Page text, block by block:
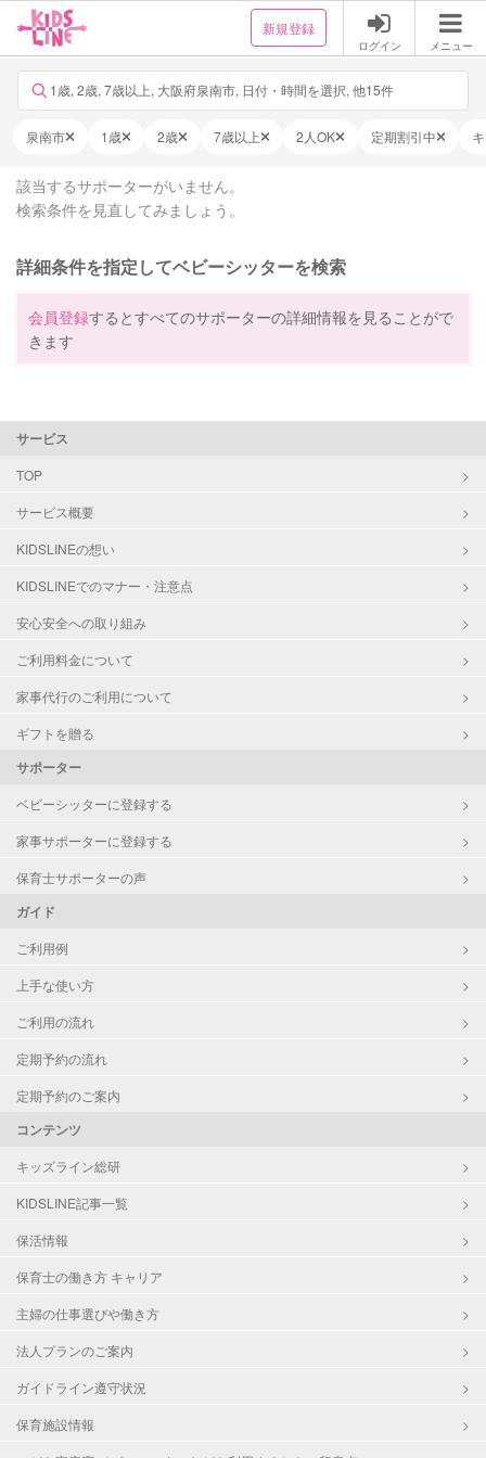
新規登録
ログイン メニュー
1歳, 2歳, 7歳以上, 大阪府泉南市, 日付・時間を選択, 他15件
泉南市 1歳 2歳 7歳以上 2人OK 定期割引中
該当するサポーターがいません。
検索条件を見直してみましょう。
詳細条件を指定してベビーシッターを検索
会員登録するとすべてのサポーターの詳細情報を見ることがで
きます
サービス
TOP
サービス概要
KIDSLINEの想い
KIDSLINEでのマナー・注意点
安心安全への取り組み
ご利用料金について
家事代行のご利用について
ギフトを贈る
サポーター
ベビーシッターに登録する
家事サポーターに登録する
保育士サポーターの声
ガイド
ご利用例
上手な使い方
ご利用の流れ
定期予約の流れ
定期予約のご案内
コンテンツ
キッズライン総研
KIDSLINE記事一覧
保活情報
保育士の働き方 キャリア
主婦の仕事選びや働き方
法人プランのご案内
ガイドライン遵守状況
保育施設情報